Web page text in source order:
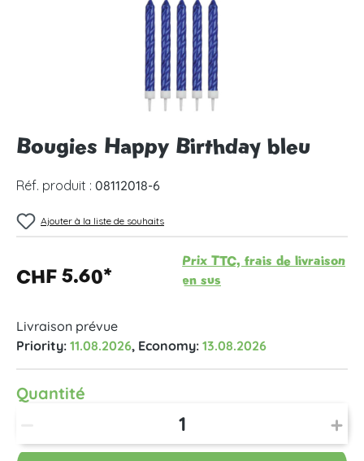
Bougies Happy Birthday bleu
Réf. produit : 08112018-6
Ajouter à la liste de souhaits
CHF 5.60*
Prix TTC, frais de livraison
en sus
Livraison prévue
Priority: 11.08.2026, Economy: 13.08.2026
Quantité